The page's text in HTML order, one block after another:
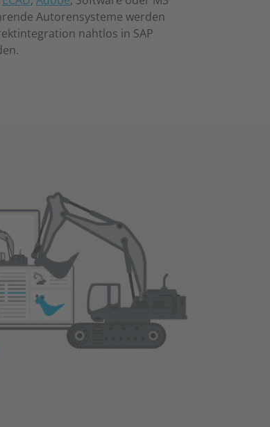
Autorensysteme werden
nahtlos in SAP